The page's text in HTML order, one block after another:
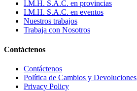
I.M.H. S.A.C. en provincias
I.M.H. S.A.C. en eventos
Nuestros trabajos
Trabaja con Nosotros
Contáctenos
Contáctenos
Política de Cambios y Devoluciones
Privacy Policy